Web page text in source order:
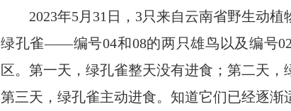
2023年5月31日，3只来自云南省野生动植
绿孔雀——编号04和08的两只雄鸟以及编号
区。第一天，绿孔雀整天没有进食；第二天，
第三天，绿孔雀主动进食。知道它们已经逐渐